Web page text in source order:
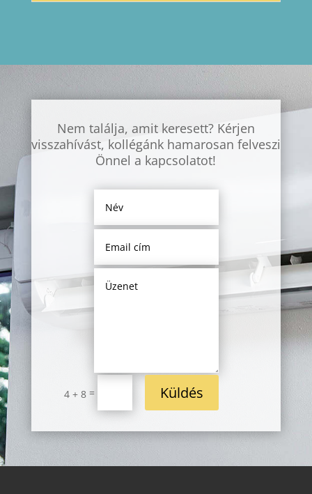
Nem találja, amit keresett? Kérjen
visszahívást, kollégánk hamarosan felveszi
Önnel a kapcsolatot!
4 + 8= Küldés